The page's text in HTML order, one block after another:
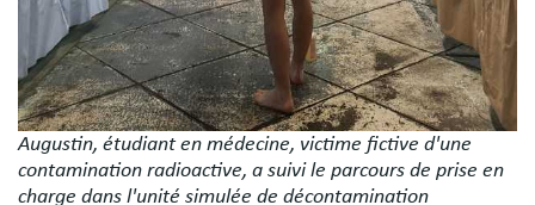
Augustin, étudiant en médecine, victime fictive d'une
contamination radioactive, a suivi le parcours de prise en
charge dans l'unité simulée de décontamination